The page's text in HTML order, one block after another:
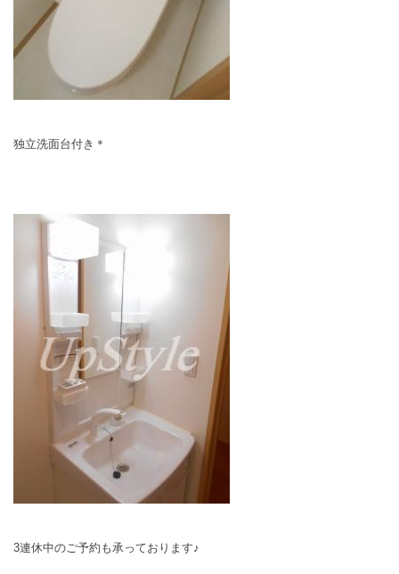
独立洗面台付き＊
3連休中のご予約も承っております♪